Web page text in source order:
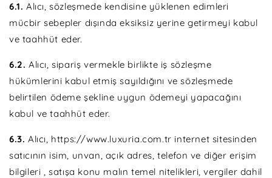
6.1. Alıcı, sözleşmede kendisine yüklenen edimleri
mücbir sebepler dışında eksiksiz yerine getirmeyi kabul
ve taahhüt eder.
6.2. Alıcı, sipariş vermekle birlikte iş sözleşme
hükümlerini kabul etmiş sayıldığını ve sözleşmede
belirtilen ödeme şekline uygun ödemeyi yapacağını
kabul ve taahhüt eder.
6.3. Alıcı, https://www.luxuria.com.tr internet sitesinden
satıcının isim, unvan, açık adres, telefon ve diğer erişim
bilgileri , satışa konu malın temel nitelikleri, vergiler dahil